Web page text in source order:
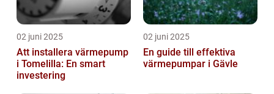
02 juni 2025
Att installera värmepump
i Tomelilla: En smart
investering
02 juni 2025
En guide till effektiva
värmepumpar i Gävle